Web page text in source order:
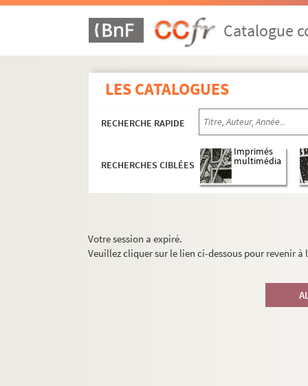
Catalogue
LES CATALOGUES
RECHERCHE RAPIDE
RECHERCHES CIBLÉES
Imprimés
multimédia
Votre session a expiré.
Veuillez cliquer sur le lien ci-dessous pour revenir